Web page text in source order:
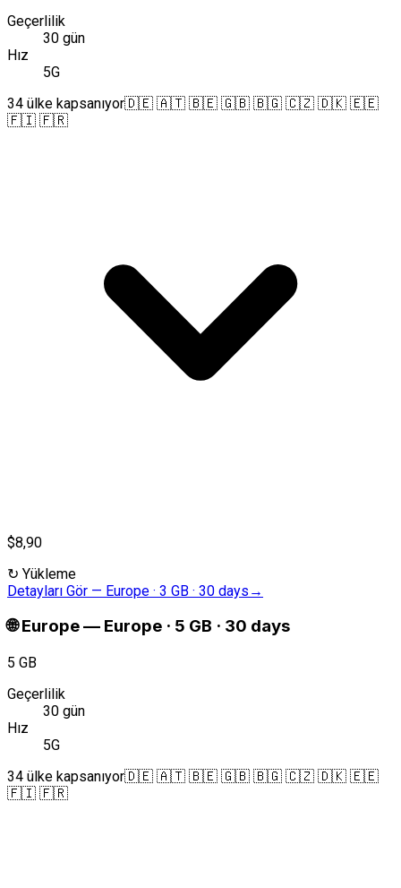
Geçerlilik
30 gün
Hız
5G
34 ülke kapsanıyor🇩🇪 🇦🇹 🇧🇪 🇬🇧 🇧🇬 🇨🇿 🇩🇰 🇪🇪
🇫🇮 🇫🇷
$8,90
↻ Yükleme
Detayları Gör — Europe · 3 GB · 30 days →
🌐 Europe— Europe · 5 GB · 30 days
5 GB
Geçerlilik
30 gün
Hız
5G
34 ülke kapsanıyor🇩🇪 🇦🇹 🇧🇪 🇬🇧 🇧🇬 🇨🇿 🇩🇰 🇪🇪
🇫🇮 🇫🇷